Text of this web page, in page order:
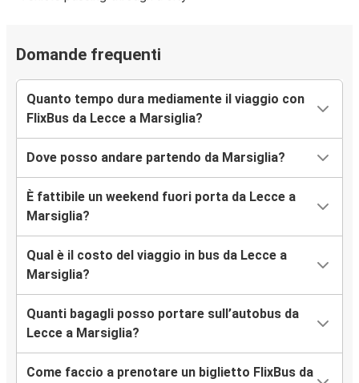
Domande frequenti
Quanto tempo dura mediamente il viaggio con
FlixBus da Lecce a Marsiglia?
Dove posso andare partendo da Marsiglia?
È fattibile un weekend fuori porta da Lecce a
Marsiglia?
Qual è il costo del viaggio in bus da Lecce a
Marsiglia?
Quanti bagagli posso portare sull’autobus da
Lecce a Marsiglia?
Come faccio a prenotare un biglietto FlixBus da